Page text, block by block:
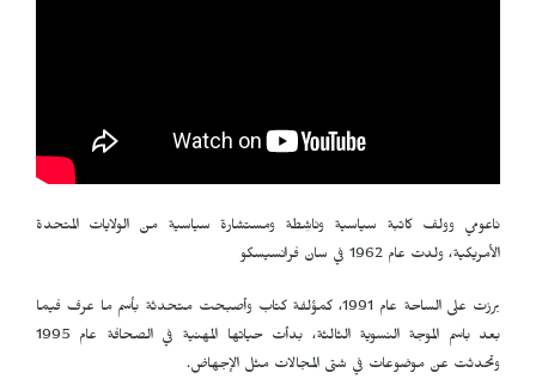
ناعومي وولف كاتبة سياسية وناشِطة ومستشارة سياسية من الولايات المتحدة
الأمريكية، ولدت عام 1962 في سان فرانسيسكو
برزت على الساحة عام 1991، كمؤلفة كتاب وأصبحت متحدثة بأسم ما عرف فيما
بعد باسم الموجة النسوية الثالثة، بدأت حياتها المهنية في الصحافة عام 1995
وتحدثت عن موضوعات في شتى المجالات مثل الإجهاض.